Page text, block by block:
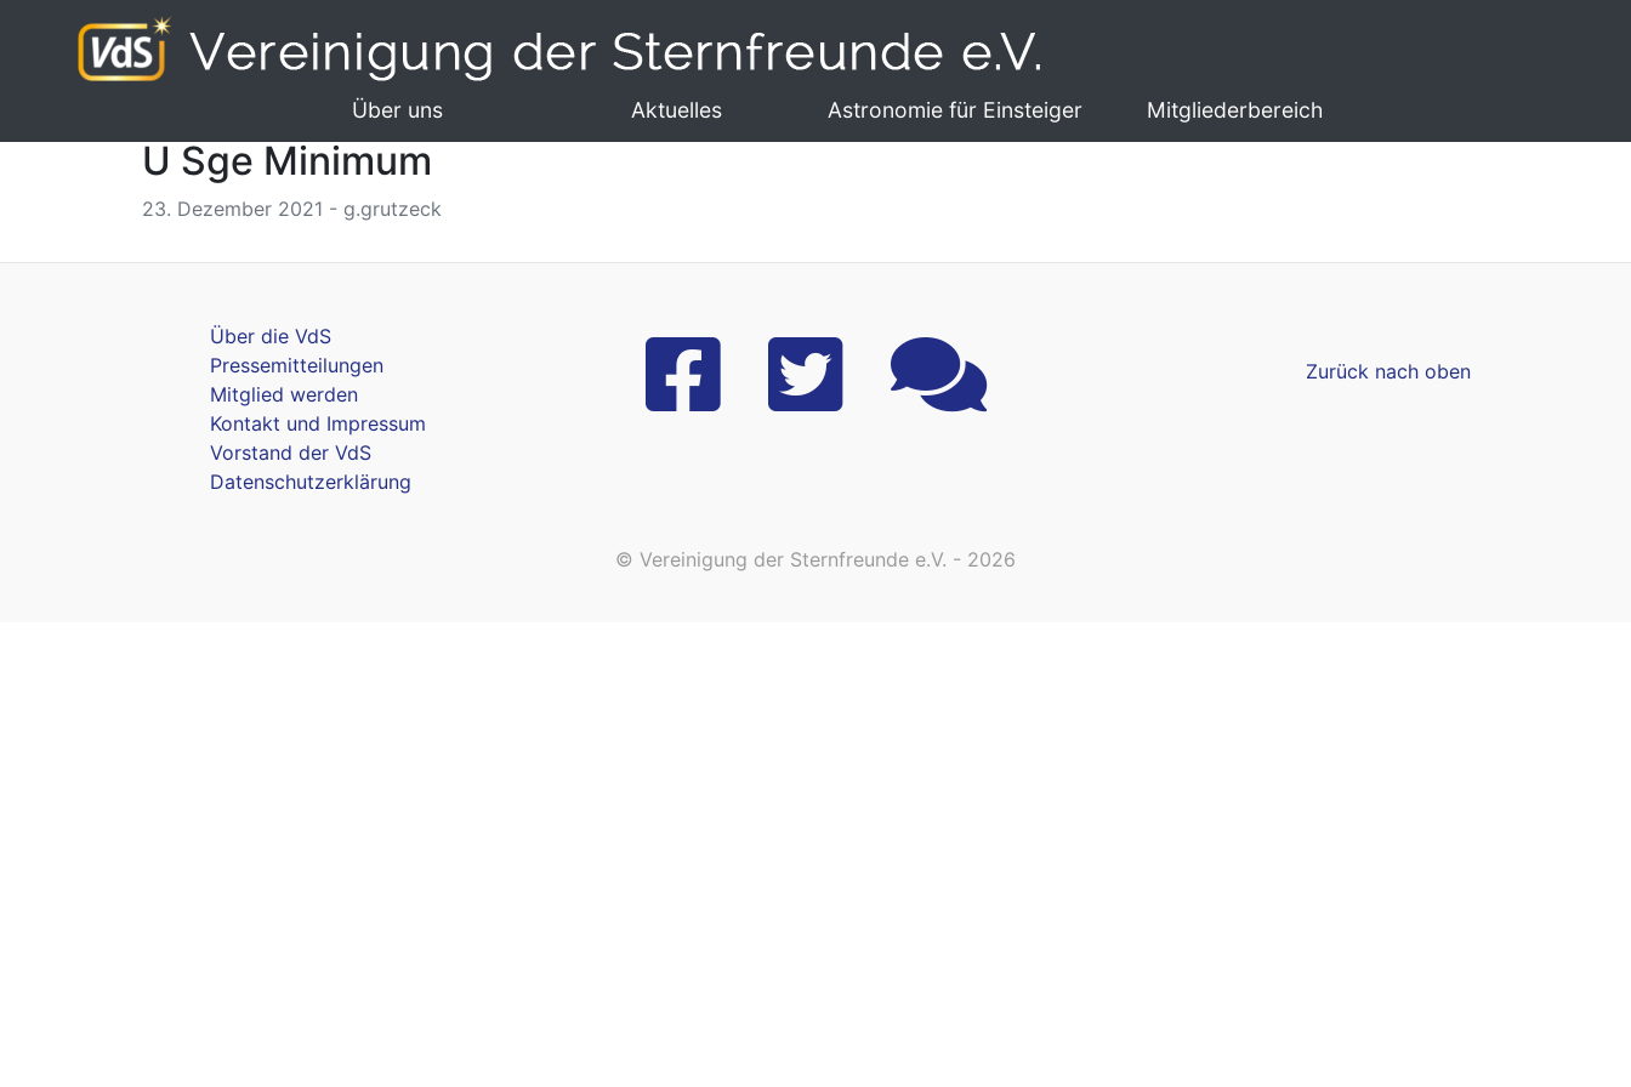
Über uns Aktuelles Astronomie für Einsteiger Mitgliederbereich
U Sge Minimum
23. Dezember 2021 - g.grutzeck
Über die VdS
Pressemitteilungen
Mitglied werden
Kontakt und Impressum
Vorstand der VdS
Datenschutzerklärung
Zurück nach oben
© Vereinigung der Sternfreunde e.V. - 2026